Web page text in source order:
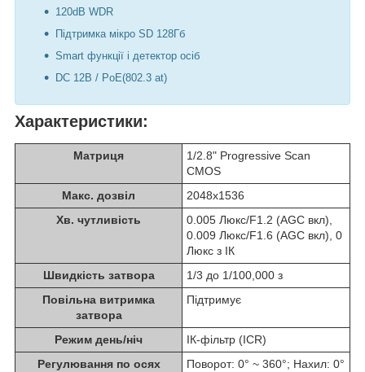
120dB WDR
Підтримка мікро SD 128Гб
Smart функції і детектор осіб
DC 12В / PoE(802.3 at)
Характеристики:
Матриця
1/2.8" Progressive Scan
CMOS
Макс. дозвіл
2048x1536
Хв. чутливість
0.005 Люкс/F1.2 (AGC вкл),
0.009 Люкс/F1.6 (AGC вкл), 0
Люкс з ІК
Швидкість затвора
1/3 до 1/100,000 з
Повільна витримка
затвора
Підтримує
Режим день/ніч
ІК-фільтр (ICR)
Регулювання по осях
Поворот: 0° ~ 360°; Нахил: 0°